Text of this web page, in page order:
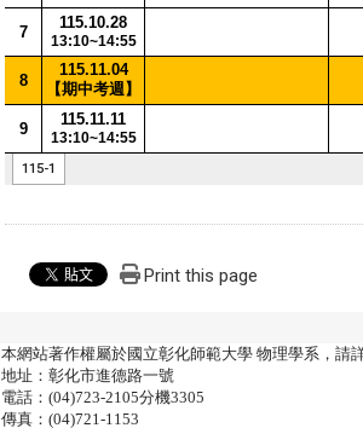
Print this page
本網站著作權屬於國立彰化師範大學 物理學系，請
地址：彰化市進德路一號
電話：(04)723-2105分機3305
傳真：(04)721-1153